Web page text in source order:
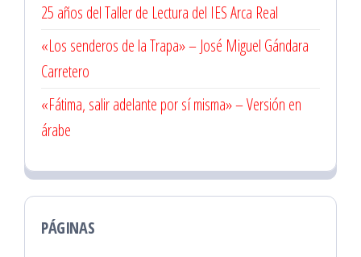
25 años del Taller de Lectura del IES Arca Real
«Los senderos de la Trapa» – José Miguel Gándara
Carretero
«Fátima, salir adelante por sí misma» – Versión en
árabe
PÁGINAS